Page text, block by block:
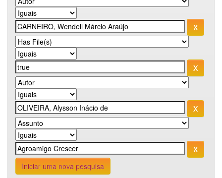
Iniciar uma nova pesquisa